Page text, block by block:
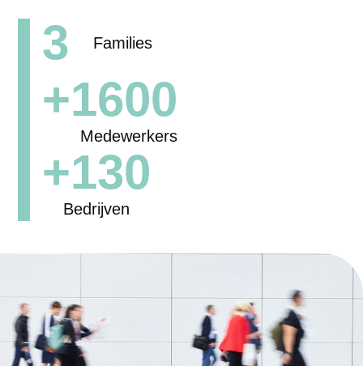
3 Families
+1600
Medewerkers
+130
Bedrijven